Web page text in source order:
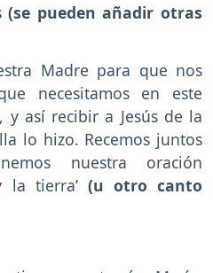
(se pueden añadir otras
Madre para que nos
necesitamos en este
así recibir a Jesús de la
lo hizo. Recemos juntos
nuestra oración
la tierra’ (u otro canto